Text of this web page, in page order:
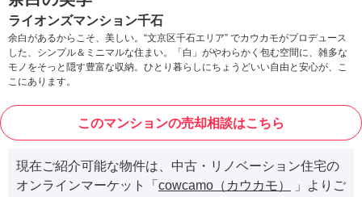
ライオンズマンション千石
余白があるからこそ、美しい。“文京区千石エリア” でカウカモがプロデュース
した、シンプル＆ミニマルな住まい。「白」がやわらかく包む空間に、雑多な
モノをそっと隠す豊富な収納。ひとり暮らしにちょうどいい自由と安心が、こ
こにあります。
このマンションの売却相談はこちら
現在ご紹介可能な物件は、中古・リノベーション住宅の
オンラインマーケット「 cowcamo（カウカモ）
」よりご